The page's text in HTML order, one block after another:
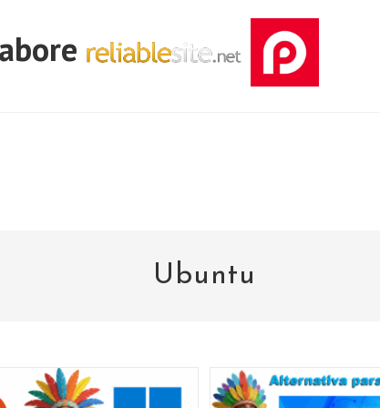
Ubuntu